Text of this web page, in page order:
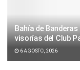
Bahía de
visorías del Club
6 AGOSTO, 2026